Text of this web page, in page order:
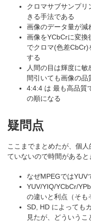
クロマサブサンプ
きる手法である
画像のデータ量が減
画像をYCbCrに変換
でクロマ(色差
する
人間の目は輝度に
間引いても画像の品
4:4:4 は 最も高品質
の順になる
疑問点
ここまでまとめたが、個
ていないので時間があると
なぜMPEGではYUV
YUV/YIQ/YCbCr/
の違いと利点（そも
SD, HD によっても
見たが、どういうこ